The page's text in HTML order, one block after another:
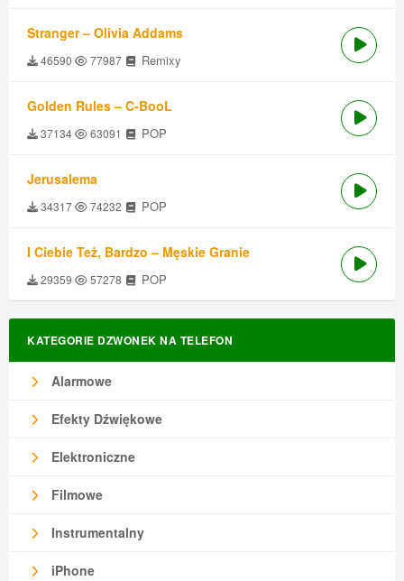
Stranger – Olivia Addams
46590 77987 Remixy
Golden Rules – C-BooL
37134 63091 POP
Jerusalema
34317 74232 POP
I Ciebie Też, Bardzo – Męskie Granie
29359 57278 POP
KATEGORIE DZWONEK NA TELEFON
Alarmowe
Efekty Dźwiękowe
Elektroniczne
Filmowe
Instrumentalny
iPhone